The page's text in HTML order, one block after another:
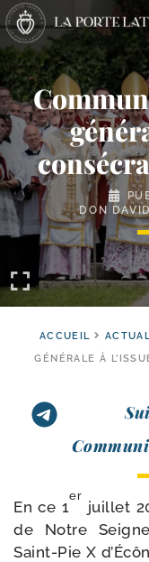
DON
ACCUEIL
GÉNÉRALE À
En ce 1
er
juillet
de Notre
Saint-​Pie X